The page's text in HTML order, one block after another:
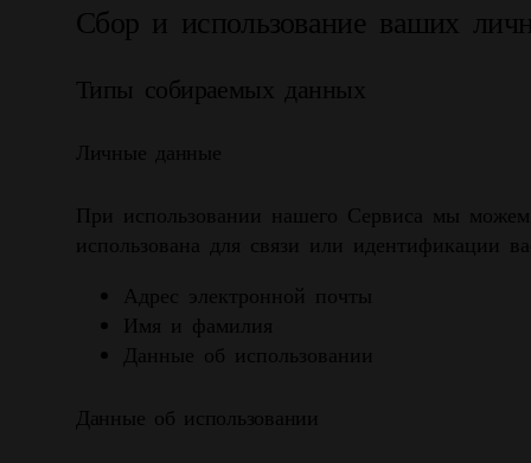
Сбор и использование ваших
Типы собираемых данных
Личные данные
При использовании нашего Сервиса мы
использована для связи или
Адрес электронной почты
Имя и фамилия
Данные об использовании
Данные об использовании